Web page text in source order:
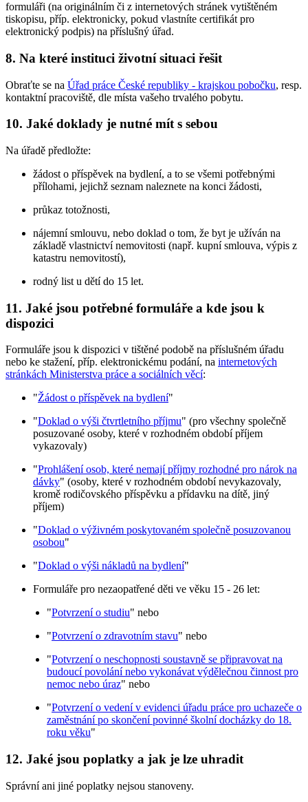
formuláři (na originálním či z internetových stránek vytištěném
tiskopisu, příp. elektronicky, pokud vlastníte certifikát pro
elektronický podpis) na příslušný úřad.
8. Na které instituci životní situaci řešit
Obraťte se na Úřad práce České republiky - krajskou pobočku, resp.
kontaktní pracoviště, dle místa vašeho trvalého pobytu.
10. Jaké doklady je nutné mít s sebou
Na úřadě předložte:
žádost o příspěvek na bydlení, a to se všemi potřebnými
přílohami, jejichž seznam naleznete na konci žádosti,
průkaz totožnosti,
nájemní smlouvu, nebo doklad o tom, že byt je užíván na
základě vlastnictví nemovitosti (např. kupní smlouva, výpis z
katastru nemovitostí),
rodný list u dětí do 15 let.
11. Jaké jsou potřebné formuláře a kde jsou k
dispozici
Formuláře jsou k dispozici v tištěné podobě na příslušném úřadu
nebo ke stažení, příp. elektronickému podání, na internetových
stránkách Ministerstva práce a sociálních věcí:
"Žádost o příspěvek na bydlení"
"Doklad o výši čtvrtletního příjmu" (pro všechny společně
posuzované osoby, které v rozhodném období příjem
vykazovaly)
"Prohlášení osob, které nemají příjmy rozhodné pro nárok na
dávky" (osoby, které v rozhodném období nevykazovaly,
kromě rodičovského příspěvku a přídavku na dítě, jiný
příjem)
"Doklad o výživném poskytovaném společně posuzovanou
osobou"
"Doklad o výši nákladů na bydlení"
Formuláře pro nezaopatřené děti ve věku 15 - 26 let:
"Potvrzení o studiu" nebo
"Potvrzení o zdravotním stavu" nebo
"Potvrzení o neschopnosti soustavně se připravovat na
budoucí povolání nebo vykonávat výdělečnou činnost pro
nemoc nebo úraz" nebo
"Potvrzení o vedení v evidenci úřadu práce pro uchazeče o
zaměstnání po skončení povinné školní docházky do 18.
roku věku"
12. Jaké jsou poplatky a jak je lze uhradit
Správní ani jiné poplatky nejsou stanoveny.